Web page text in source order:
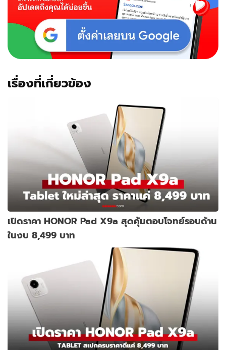
เรื่องที่เกี่ยวข้อง
เปิดราคา HONOR Pad X9a สุดคุ้มตอบโจทย์รอบด้าน
ในงบ 8,499 บาท